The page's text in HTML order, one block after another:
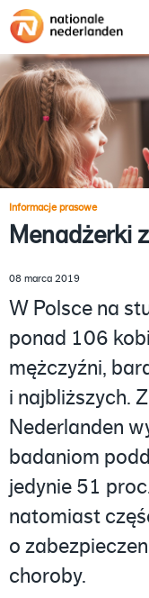
Informacje prasowe
Menadżerki
08 marca 2019
W Polsce na
ponad 106
mężczyźni,
i najbliższych.
Nederlanden
badaniom
jedynie 51
natomiast
o
choroby.